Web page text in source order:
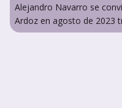
Alejandro Navarro se
Ardoz en agosto de 2023